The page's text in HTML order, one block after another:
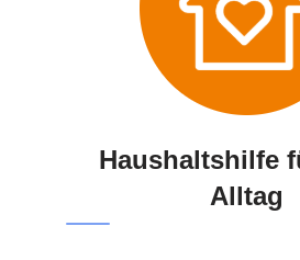
Haushaltshilfe
Alltag